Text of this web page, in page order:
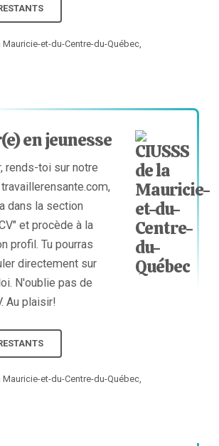
Mauricie-et-du-Centre-du-Québec,
en jeunesse
rends-toi sur notre
dans la section
et procède à la
profil. Tu pourras
directement sur
N'oublie pas de
Au plaisir!
Mauricie-et-du-Centre-du-Québec,